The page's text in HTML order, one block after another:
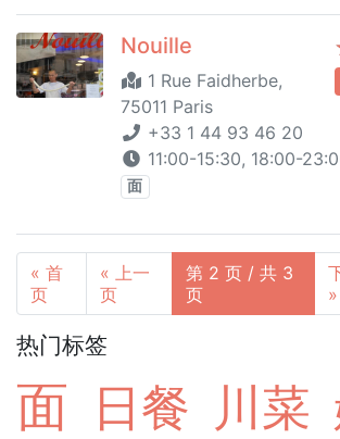
Nouille
1 Rue Faidherbe,
75011 Paris
+33 1 44 93 46 20
11:00-15:30, 18:00-
面
« 首
页
« 上一
页
第 2 页 / 共 3
页
»
热门标签
面 日餐 川菜